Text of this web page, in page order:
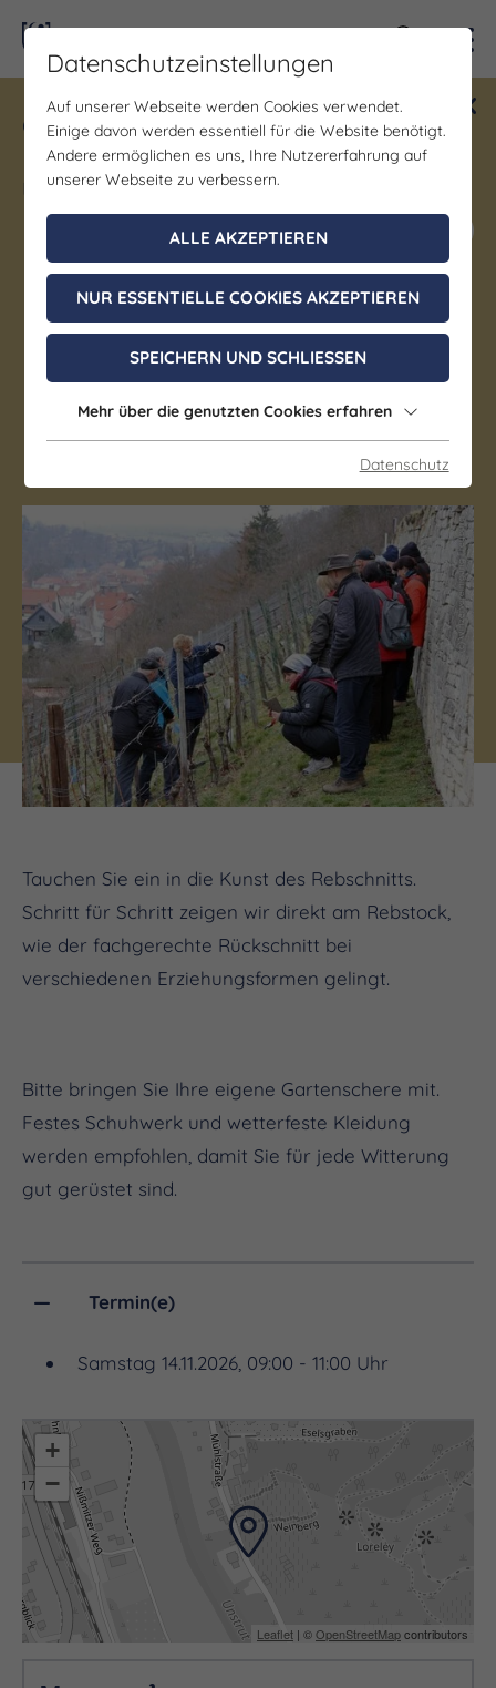
Gewinne ein Blind Date mit Saale-
Unstrut! Teilnahme vom 1.7. - 18.12.
möglich.
Jetzt mitmachen
Wein & Genuss | Bildung/Vorträge/Diskussionen |
Kurs/Seminar/Hobby
Praxisseminar Rebschnitt
14. November 2026, 09:00 - 11:00 Uhr
(c) Winzervereinigung Freyburg
Tauchen Sie ein in die Kunst des Rebschnitts.
Schritt für Schritt zeigen wir direkt am Rebstock,
wie der fachgerechte Rückschnitt bei
verschiedenen Erziehungsformen gelingt.
Bitte bringen Sie Ihre eigene Gartenschere mit.
Festes Schuhwerk und wetterfeste Kleidung
werden empfohlen, damit Sie für jede Witterung
gut gerüstet sind.
Termin(e)
Samstag 14.11.2026, 09:00 - 11:00 Uhr
+
−
Leaflet | ©OpenStreetMapcontributors
Datenschutzeinstellungen
Auf unserer Webseite werden Cookies verwendet.
Einige davon werden essentiell für die Website benötigt.
Andere ermöglichen es uns, Ihre Nutzererfahrung auf
unserer Webseite zu verbessern.
ALLE AKZEPTIEREN
NUR ESSENTIELLE COOKIES AKZEPTIEREN
SPEICHERN UND SCHLIESSEN
Mehr über die genutzten Cookies erfahren
Datenschutz